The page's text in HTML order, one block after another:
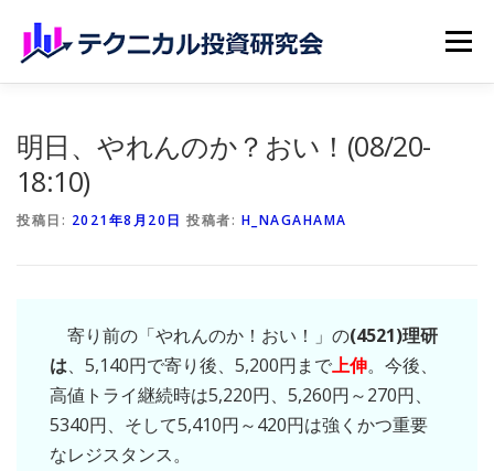
メニュー
明日、やれんのか？おい！(08/20-
18:10)
投稿日: 2021年8月20日 投稿者: H_NAGAHAMA
寄り前の「やれんのか！おい！」の(4521)理研
は、5,140円で寄り後、5,200円まで上伸。今後、
高値トライ継続時は5,220円、5,260円～270円、
5340円、そして5,410円～420円は強くかつ重要
なレジスタンス。